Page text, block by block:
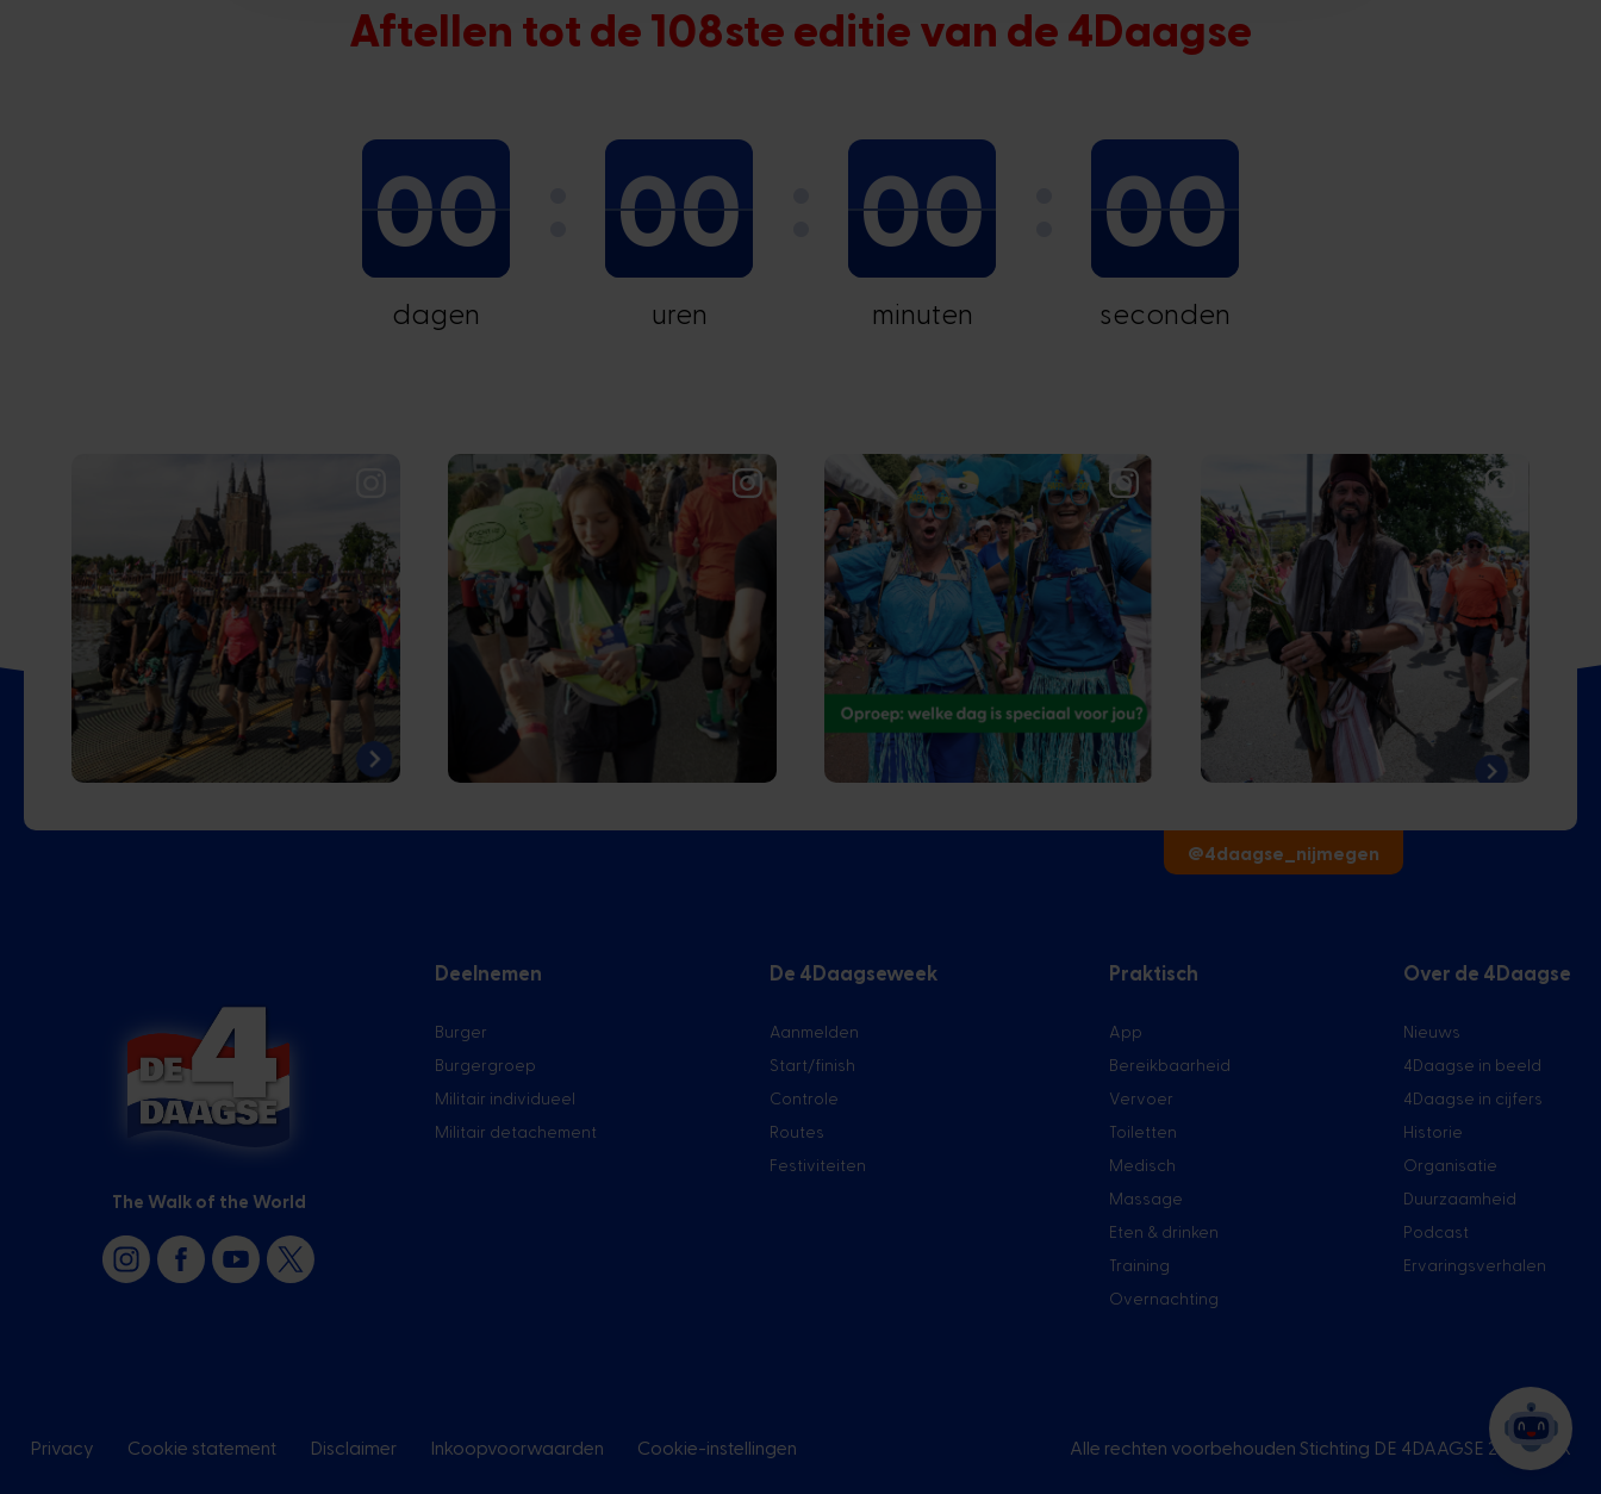
Aftellen tot de 108ste editie van de 4Daagse
00
dagen
00
uren
00
minuten
00
seconden
@4daagse_nijmegen
The Walk of the World
Deelnemen
Burger
Burgergroep
Militair individueel
Militair detachement
De 4Daagseweek
Aanmelden
Start/finish
Controle
Routes
Festiviteiten
Praktisch
App
Bereikbaarheid
Vervoer
Toiletten
Medisch
Massage
Eten & drinken
Training
Overnachting
Over de 4Daagse
Nieuws
4Daagse in beeld
4Daagse in cijfers
Historie
Organisatie
Duurzaamheid
Podcast
Ervaringsverhalen
Privacy Cookie statement Disclaimer Inkoopvoorwaarden Cookie-instellingen Alle rechten voorbehouden Stichting DE 4DAAGSE 2026 | UX